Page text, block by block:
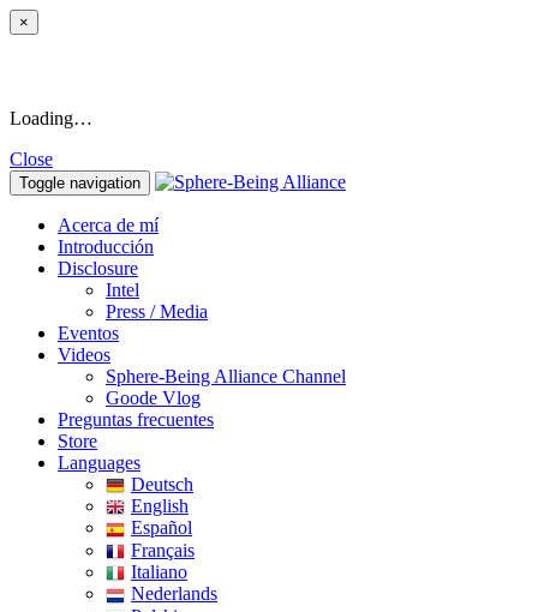
×
Loading…
Close
Toggle navigation
Acerca de mí
Introducción
Disclosure
Intel
Press / Media
Eventos
Videos
Sphere-Being Alliance Channel
Goode Vlog
Preguntas frecuentes
Store
Languages
Deutsch
English
Español
Français
Italiano
Nederlands